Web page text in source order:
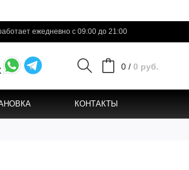
ежедневно с 09:00 до 21:00
0 / 0 руб.
КОНТАКТЫ